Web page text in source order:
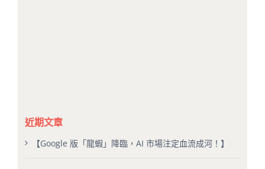
近期文章
【Google 版「龍蝦」降臨，AI 市場注定血流成河！】